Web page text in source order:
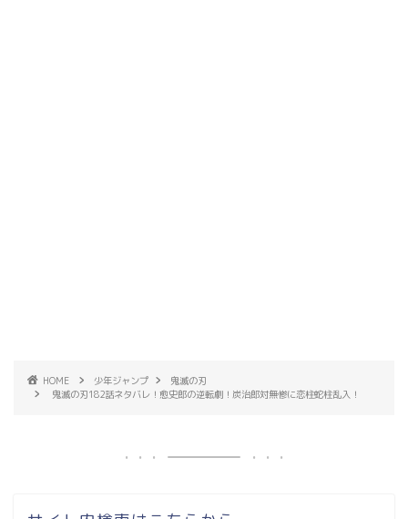
HOME 少年ジャンプ
鬼滅の刃
鬼滅の刃182話ネタバレ！愈史郎の逆転劇！炭治郎対無惨に恋柱蛇柱乱入！